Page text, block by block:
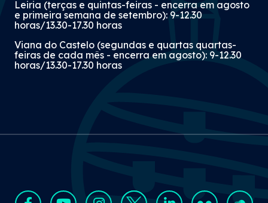
Leiria (terças e quintas-feiras - encerra em agosto
e primeira semana de setembro): 9-12.30
horas/13.30-17.30 horas
Viana do Castelo (segundas e quartas quartas-
feiras de cada mês - encerra em agosto): 9-12.30
horas/13.30-17.30 horas